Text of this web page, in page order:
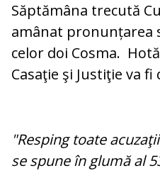
Săptămâna trecută
amânat pronunțarea
celor doi Cosma.
Casaţie şi Justiţie va
"Resping toate
se spune în glumă al